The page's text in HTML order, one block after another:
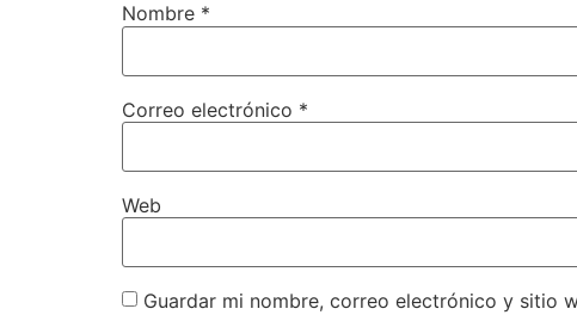
Nombre *
Correo electrónico *
Web
Guardar mi nombre, correo electrónico y sitio